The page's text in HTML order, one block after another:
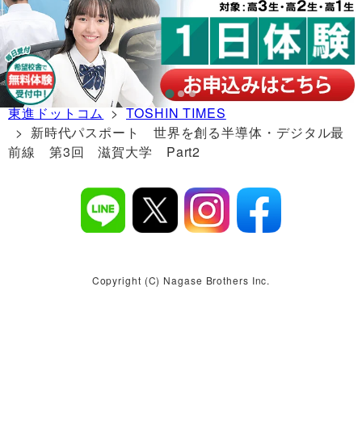
東進ドットコム >TOSHIN TIMES
> 新時代パスポート 世界を創る半導体・デジタル最
前線 第3回 滋賀大学 Part2
Copyright (C) Nagase Brothers Inc.